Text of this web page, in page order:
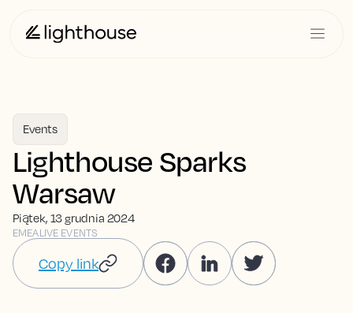
Events
Lighthouse Sparks
Warsaw
Piątek, 13 grudnia 2024
EMEALIVE EVENTS
Copy link